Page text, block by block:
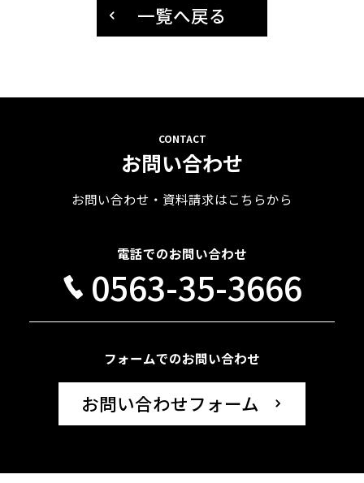
一覧へ戻る
お問い合わせ
お問い合わせ・資料請求はこちらから
電話でのお問い合わせ
0563-35-3666
フォームでのお問い合わせ
お問い合わせフォーム